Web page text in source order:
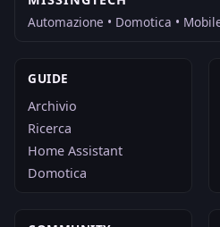
Automazione • Domotica •
GUIDE
Archivio
Ricerca
Home Assistant
Domotica